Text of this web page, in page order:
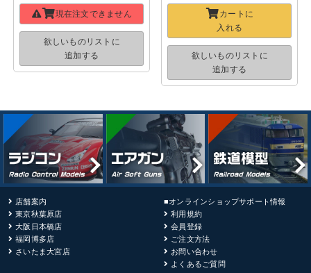
現在注文できません
欲しいものリストに
追加する
カートに
入れる
欲しいものリストに
追加する
店舗案内
東京秋葉原店
大阪日本橋店
福岡博多店
さいたま大宮店
■オンラインショップサポート情報
利用規約
会員登録
ご注文方法
お問い合わせ
よくあるご質問